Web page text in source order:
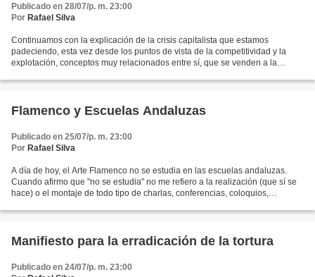
Publicado en 28/07/p. m. 23:00
Por Rafael Silva
Continuamos con la explicación de la crisis capitalista que estamos
padeciendo, esta vez desde los puntos de vista de la competitividad y la
explotación, conceptos muy relacionados entre sí, que se venden a la
Flamenco y Escuelas Andaluzas
Publicado en 25/07/p. m. 23:00
Por Rafael Silva
A día de hoy, el Arte Flamenco no se estudia en las escuelas andaluzas.
Cuando afirmo que "no se estudia" no me refiero a la realización (que sí se
hace) o el montaje de todo tipo de charlas, conferencias, coloquios,
Manifiesto para la erradicación de la tortura
Publicado en 24/07/p. m. 23:00